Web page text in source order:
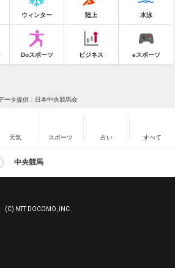
ウィンター 陸上 水泳
Doスポーツ ビジネス eスポーツ
ータ提供：日本中央競馬会
天気 スポーツ 占い すべて
中央競馬
(C) NTT DOCOMO, INC.